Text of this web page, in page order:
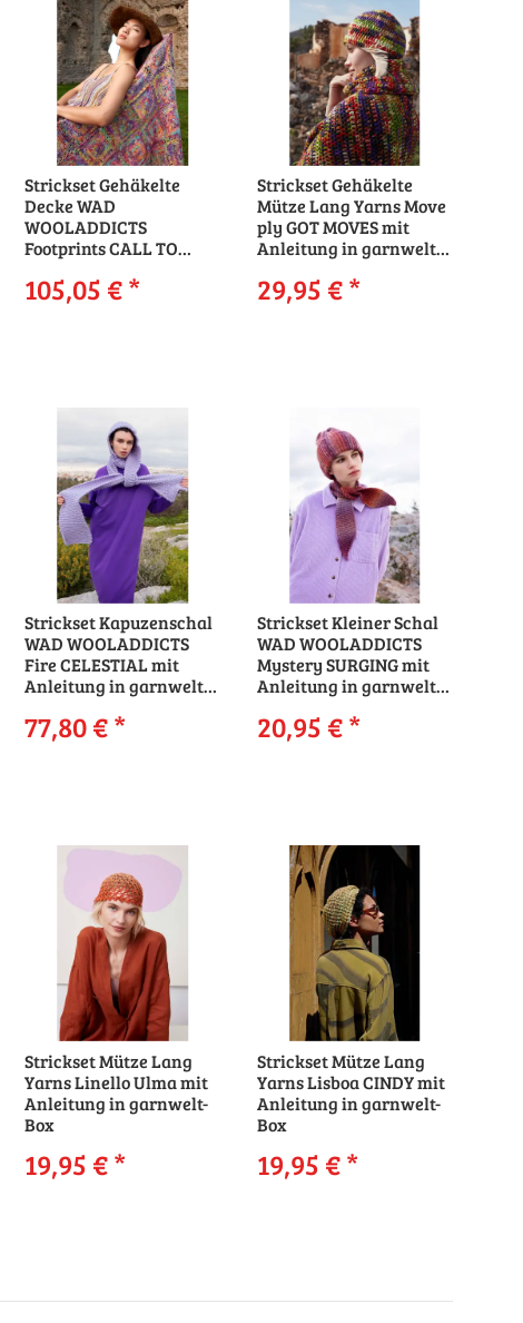
Strickset Gehäkelte
Decke WAD
WOOLADDICTS
Footprints CALL TO
Anleitung in garnwelt-
105,05 €*
Strickset Gehäkelte
Mütze Lang Yarns Move
ply GOT MOVES mit
Anleitung in garnwelt-
29,95 €*
Strickset Kapuzenschal
WAD WOOLADDICTS
Fire CELESTIAL mit
Anleitung in garnwelt-
77,80 €*
Strickset Kleiner Schal
WAD WOOLADDICTS
Mystery SURGING mit
Anleitung in garnwelt-
20,95 €*
Strickset Mütze Lang
Yarns Linello Ulma mit
Anleitung in garnwelt-
Box
19,95 €*
Strickset Mütze Lang
Yarns Lisboa CINDY mit
Anleitung in garnwelt-
Box
19,95 €*